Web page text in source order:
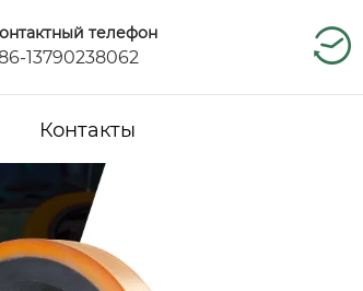
телефон
13790238062
Контакты